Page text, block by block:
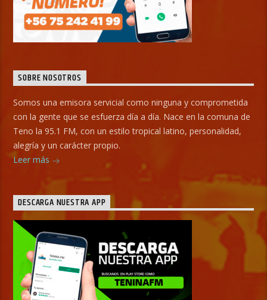
SOBRE NOSOTROS
Somos una emisora servicial como ninguna y comprometida
con la gente que se esfuerza día a día. Nace en la comuna de
Teno la 95.1 FM, con un estilo tropical latino, personalidad,
alegría y un carácter propio.
Leer más
DESCARGA NUESTRA APP